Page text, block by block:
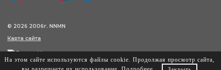
© 2026 2006г. NNMN
Карта сайта
На этом сайте используются файлы cookie. Продолжая просмотр сайта,